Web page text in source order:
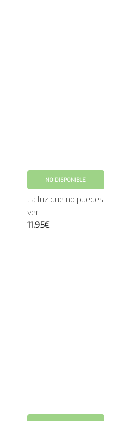
NO DISPONIBLE
La luz que no puedes
ver
11.95€